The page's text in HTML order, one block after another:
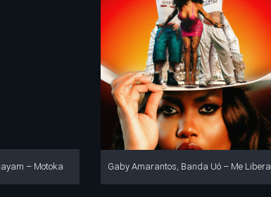
– Motoka Gaby Amarantos, Banda Uó – Me Libera